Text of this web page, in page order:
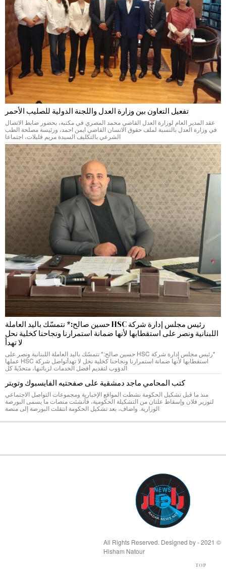
تفعيل التعاون بين وزارة العدل واللجنة الدولية للصليب الأحمر
عقد المدير العام لوزارة العدل القاضي محمد المصري في مكتبه، بحضور ضابط الاتصال
في وزارة العدل بالنسبة لملف حقوق الانسان القاضي ايمن احمد، ورئيسة مصلحة الطب
الشرعي بالتكليف السيدة مريم قليلات، اجتماعا
رئيس مجلس إدارة شركة HSC حسين صالح:* نتمسّك باليد العاملة
اللبنانية ونصر على استقطابها لأنها ضمانة استمرارنا ونجاحنا كخلية نحل
لا تهدأ
*رئيس مجلس إدارة شركة HSC حسين صالح:* نتمسّك باليد العاملة اللبنانية ونصر على
استقطابها لأنها ضمانة استمرارنا ونجاحنا كخلية نحل لا تهدأتواصل شركة HSC عملها
الدؤوب لتقديم أفضل الخدمات لزبائنها، متحدّيةً كل
كتب المحامي ماجد دمشقية على صفحتيه الفايسبوك وتويتر
منذ ما قبل تشكيل الحكومة نشطت المواقع الإخبارية ومجموعات التواصل الاجتماعي
لتوزير فلان وإسقاط علتان من التشكيلة الحكومية، فأنشئت منصات ما يسمى البورصة
الوزارية. واضاف، بعد تشكيل الحكومة انتقلت البورصة إلى منصة
© 2021 - All Rights Reserved. Designed by
Hisham Natour
TOP